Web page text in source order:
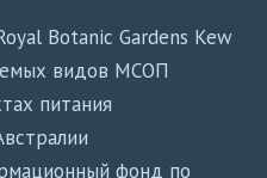
Botanic Gardens Kew
видов МСОП
питания
фонд по